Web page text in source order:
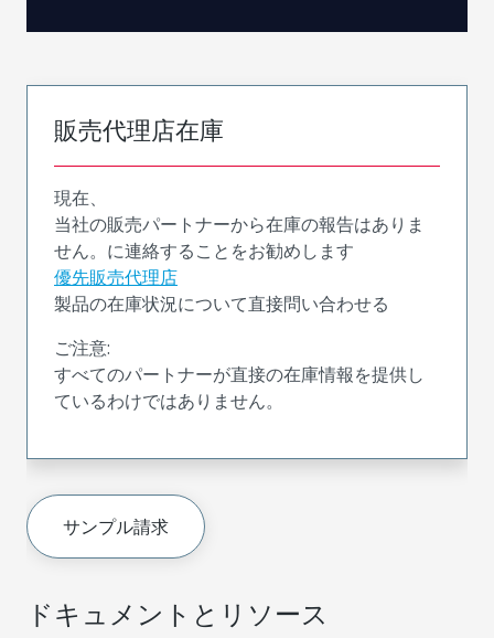
ドキュメントとリソース
販売代理店在庫
現在、
当社の販売パートナーから在庫の報告はありま
せん。に連絡することをお勧めします
優先販売代理店
製品の在庫状況について直接問い合わせる
ご注意:
すべてのパートナーが直接の在庫情報を提供し
ているわけではありません。
サンプル請求